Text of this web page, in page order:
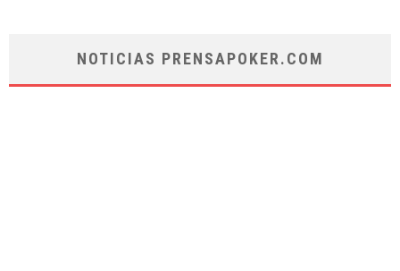
NOTICIAS PRENSAPOKER.COM